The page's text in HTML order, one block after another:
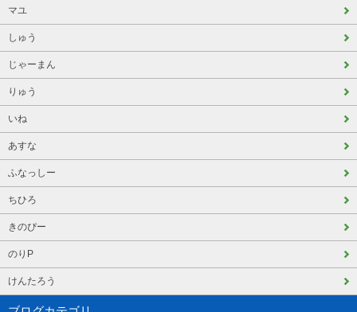
マユ
しゅう
じゃーまん
りゅう
いね
あすな
ふなっしー
ちひろ
きのぴー
のりP
けんたろう